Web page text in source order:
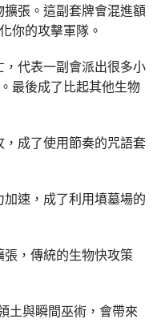
張。這副套牌會混進額
你的攻擊軍隊。
代表一副會派出很多小
最後成了比起其他生物
成了使用節奏的咒語套
速，成了利用墳墓場的
，傳統的生物快攻策
土與瞬間巫術，會帶來